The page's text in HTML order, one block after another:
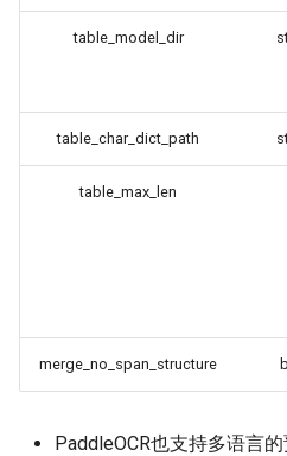
table_model_dir
table_char_dict_path
table_max_len
merge_no_span_structure
PaddleOCR也支持多语言